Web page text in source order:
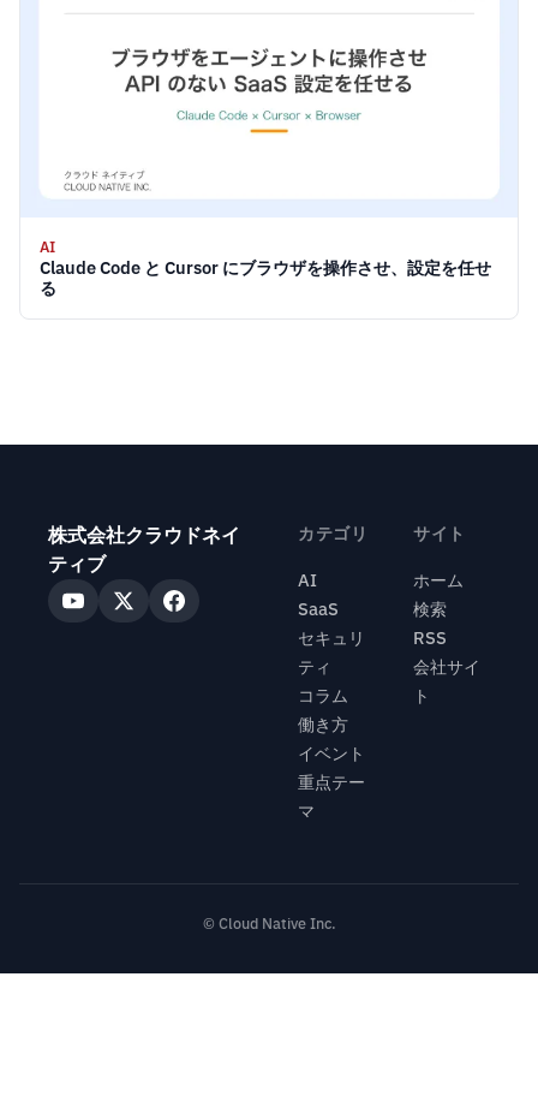
AI
Claude Code と Cursor にブラウザを操作させ、設定を任せ
る
株式会社クラウドネイ
ティブ
カテゴリ
AI
SaaS
セキュリ
ティ
コラム
働き方
イベント
重点テー
マ
サイト
ホーム
検索
RSS
会社サイ
ト
© Cloud Native Inc.